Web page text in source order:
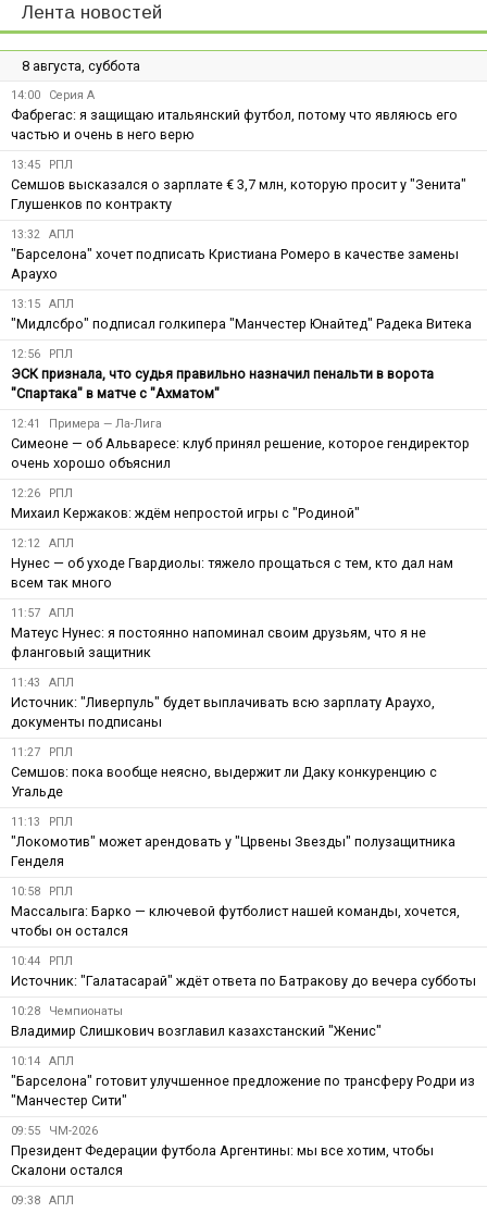
Лента новостей
8 августа, суббота
14:00 Серия А
Фабрегас: я защищаю итальянский футбол, потому что являюсь его
частью и очень в него верю
13:45 РПЛ
Семшов высказался о зарплате € 3,7 млн, которую просит у "Зенита"
Глушенков по контракту
13:32 АПЛ
"Барселона" хочет подписать Кристиана Ромеро в качестве замены
Араухо
13:15 АПЛ
"Мидлсбро" подписал голкипера "Манчестер Юнайтед" Радека Витека
12:56 РПЛ
ЭСК признала, что судья правильно назначил пенальти в ворота
"Спартака" в матче с "Ахматом"
12:41 Примера — Ла-Лига
Симеоне — об Альваресе: клуб принял решение, которое гендиректор
очень хорошо объяснил
12:26 РПЛ
Михаил Кержаков: ждём непростой игры с "Родиной"
12:12 АПЛ
Нунес — об уходе Гвардиолы: тяжело прощаться с тем, кто дал нам
всем так много
11:57 АПЛ
Матеус Нунес: я постоянно напоминал своим друзьям, что я не
фланговый защитник
11:43 АПЛ
Источник: "Ливерпуль" будет выплачивать всю зарплату Араухо,
документы подписаны
11:27 РПЛ
Семшов: пока вообще неясно, выдержит ли Даку конкуренцию с
Угальде
11:13 РПЛ
"Локомотив" может арендовать у "Црвены Звезды" полузащитника
Генделя
10:58 РПЛ
Массалыга: Барко — ключевой футболист нашей команды, хочется,
чтобы он остался
10:44 РПЛ
Источник: "Галатасарай" ждёт ответа по Батракову до вечера субботы
10:28 Чемпионаты
Владимир Слишкович возглавил казахстанский "Женис"
10:14 АПЛ
"Барселона" готовит улучшенное предложение по трансферу Родри из
"Манчестер Сити"
09:55 ЧМ-2026
Президент Федерации футбола Аргентины: мы все хотим, чтобы
Скалони остался
09:38 АПЛ